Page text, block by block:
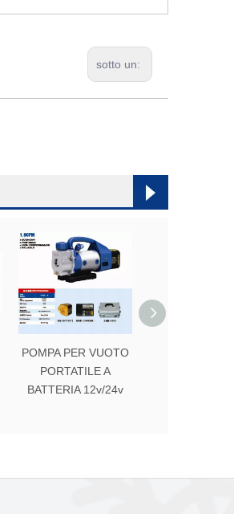
sotto un:
POMPA PER VUOTO
PORTATILE A
BATTERIA 12v/24v